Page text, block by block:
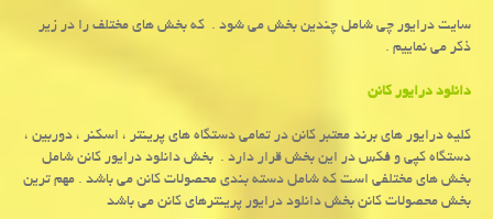
سایت درایور چی شامل چندین بخش می شود . که بخش های مختلف را در زیر
ذکر می نماییم .
دانلود درایور کانن
کلیه درایور های برند معتبر کانن در تمامی دستگاه های پرینتر ، اسکنر ، دوربین ،
دستگاه کپی و فکس در این بخش قرار دارد . بخش دانلود درایور کانن شامل
بخش های مختلفی است که شامل دسته بندی محصولات کانن می باشد . مهم ترین
بخش محصولات کانن بخش دانلود درایور پرینترهای کانن می باشد